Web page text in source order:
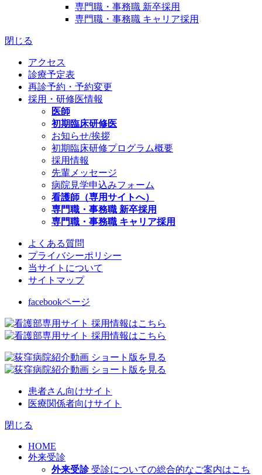
専門職・事務職 新卒採用
専門職・事務職 キャリア採用
閉じる
アクセス
診療予定表
再診予約・予約変更
採用・研修医情報
医師
初期臨床研修医
お知らせ/挨拶
初期臨床研修プログラム概要
採用情報
先輩メッセージ
病院見学申込みフォーム
看護師（専用サイトへ）
専門職・事務職 新卒採用
専門職・事務職 キャリア採用
よくある質問
プライバシーポリシー
当サイトについて
サイトマップ
facebookページ
患者さん向けサイト
医療関係者向けサイト
閉じる
HOME
外来受診
外来受診 受診についての総合的なご案内はこち